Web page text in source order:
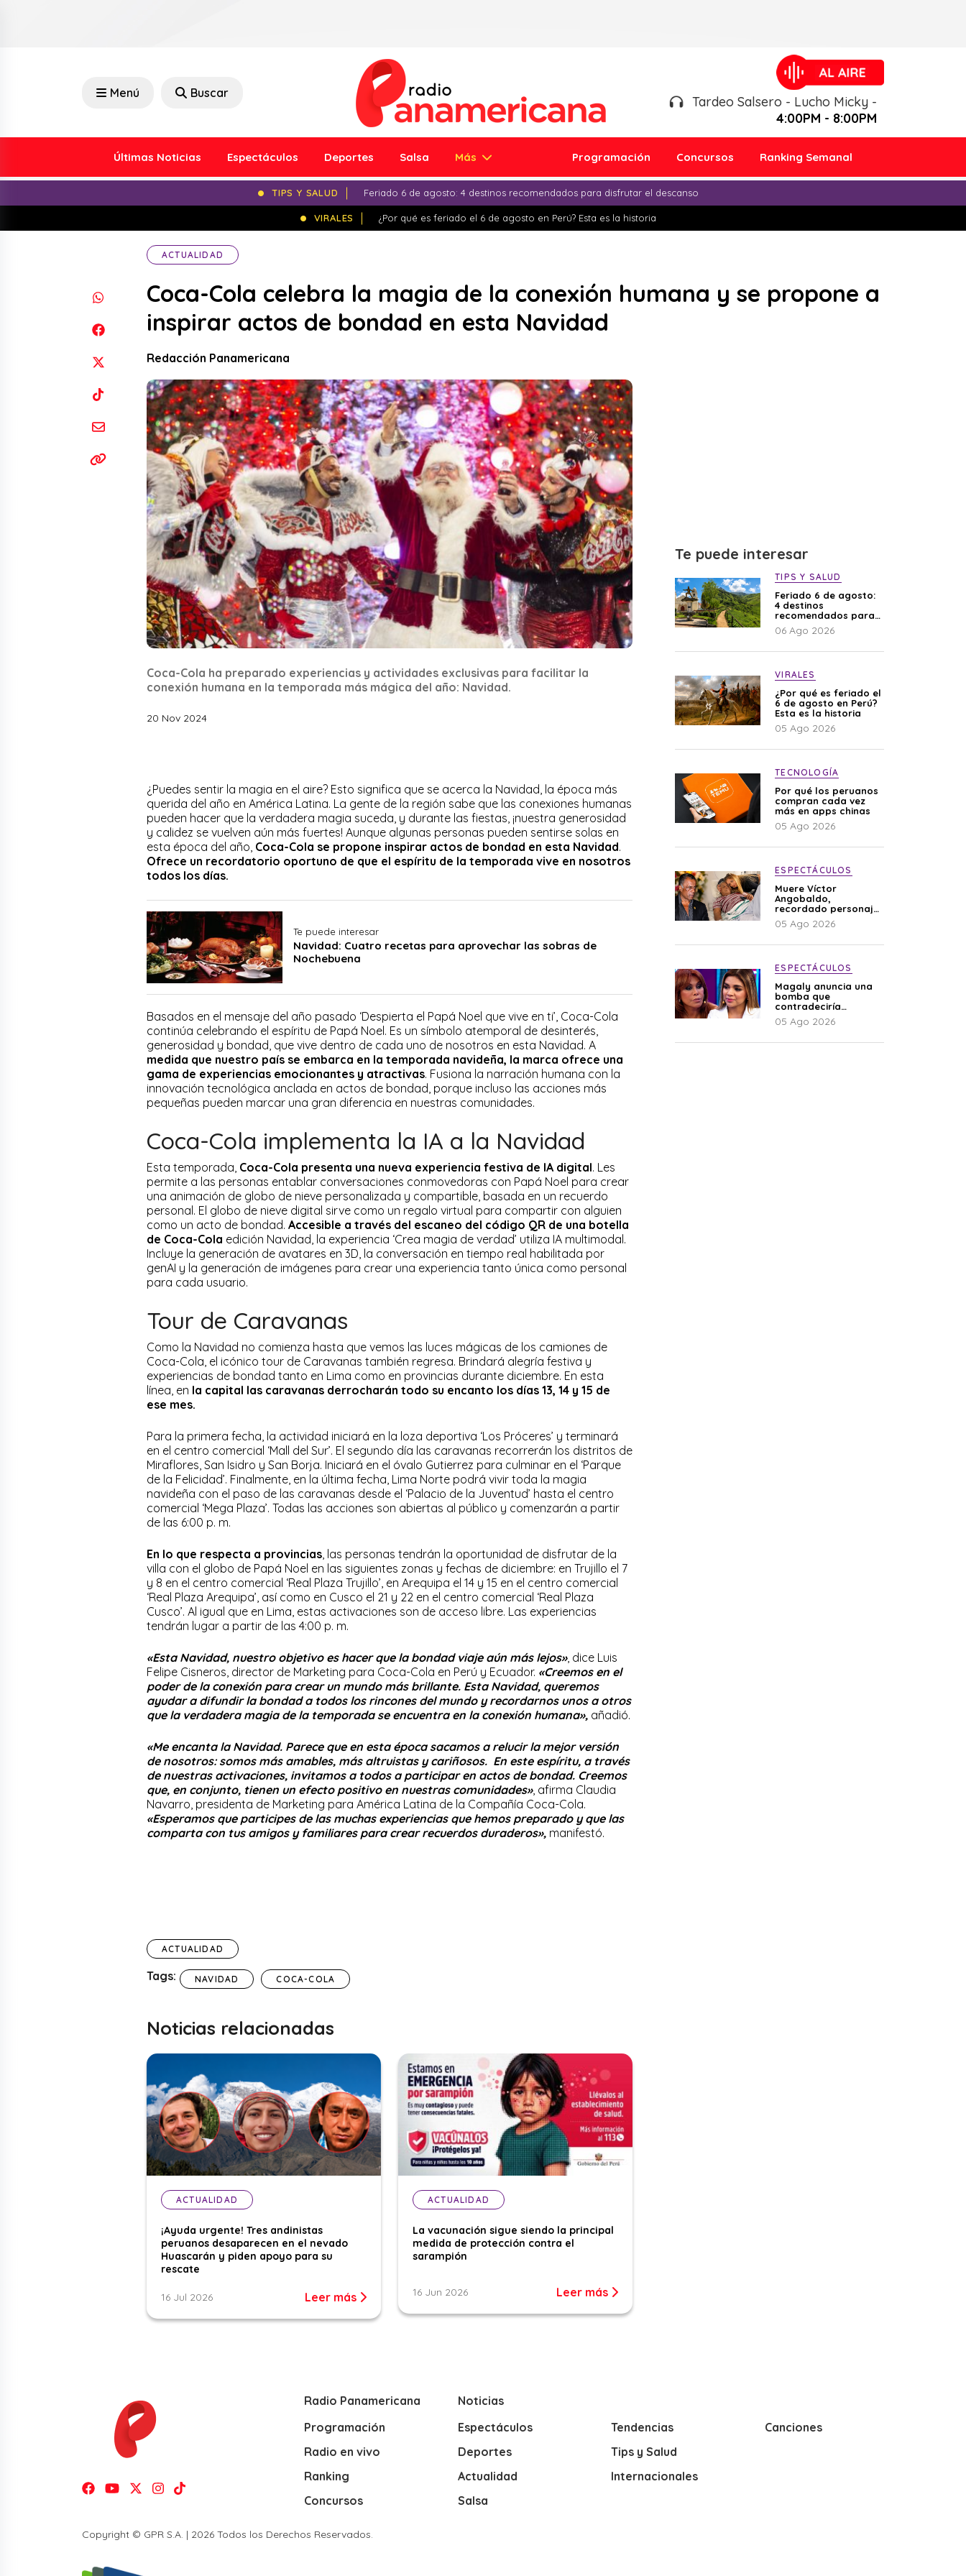
Menú Buscar
Tardeo Salsero - Lucho Micky -
4:00PM - 8:00PM
Últimas Noticias Espectáculos Deportes Salsa Más Programación Concursos Ranking Semanal
TIPS Y SALUD Feriado 6 de agosto: 4 destinos recomendados para disfrutar el descanso
VIRALES ¿Por qué es feriado el 6 de agosto en Perú? Esta es la historia
ACTUALIDAD
Coca-Cola celebra la magia de la conexión humana y se propone a
inspirar actos de bondad en esta Navidad
Redacción Panamericana
Coca-Cola ha preparado experiencias y actividades exclusivas para facilitar la
conexión humana en la temporada más mágica del año: Navidad.
20 Nov 2024
¿Puedes sentir la magia en el aire? Esto significa que se acerca la Navidad, la época más
querida del año en América Latina. La gente de la región sabe que las conexiones humanas
pueden hacer que la verdadera magia suceda, y durante las fiestas, ¡nuestra generosidad
y calidez se vuelven aún más fuertes! Aunque algunas personas pueden sentirse solas en
esta época del año, Coca-Cola se propone inspirar actos de bondad en esta Navidad.
Ofrece un recordatorio oportuno de que el espíritu de la temporada vive en nosotros
todos los días.
Te puede interesar
Navidad: Cuatro recetas para aprovechar las sobras de
Nochebuena
Basados en el mensaje del año pasado ‘Despierta el Papá Noel que vive en ti’, Coca-Cola
continúa celebrando el espíritu de Papá Noel. Es un símbolo atemporal de desinterés,
generosidad y bondad, que vive dentro de cada uno de nosotros en esta Navidad. A
medida que nuestro país se embarca en la temporada navideña, la marca ofrece una
gama de experiencias emocionantes y atractivas. Fusiona la narración humana con la
innovación tecnológica anclada en actos de bondad, porque incluso las acciones más
pequeñas pueden marcar una gran diferencia en nuestras comunidades.
Coca-Cola implementa la IA a la Navidad
Esta temporada, Coca-Cola presenta una nueva experiencia festiva de IA digital. Les
permite a las personas entablar conversaciones conmovedoras con Papá Noel para crear
una animación de globo de nieve personalizada y compartible, basada en un recuerdo
personal. El globo de nieve digital sirve como un regalo virtual para compartir con alguien
como un acto de bondad. Accesible a través del escaneo del código QR de una botella
de Coca-Cola edición Navidad, la experiencia ‘Crea magia de verdad’ utiliza IA multimodal.
Incluye la generación de avatares en 3D, la conversación en tiempo real habilitada por
genAI y la generación de imágenes para crear una experiencia tanto única como personal
para cada usuario.
Tour de Caravanas
Como la Navidad no comienza hasta que vemos las luces mágicas de los camiones de
Coca-Cola, el icónico tour de Caravanas también regresa. Brindará alegría festiva y
experiencias de bondad tanto en Lima como en provincias durante diciembre. En esta
línea, en la capital las caravanas derrocharán todo su encanto los días 13, 14 y 15 de
ese mes.
Para la primera fecha, la actividad iniciará en la loza deportiva ‘Los Próceres’ y terminará
en el centro comercial ‘Mall del Sur’. El segundo día las caravanas recorrerán los distritos de
Miraflores, San Isidro y San Borja. Iniciará en el óvalo Gutierrez para culminar en el ‘Parque
de la Felicidad’. Finalmente, en la última fecha, Lima Norte podrá vivir toda la magia
navideña con el paso de las caravanas desde el ‘Palacio de la Juventud’ hasta el centro
comercial ‘Mega Plaza’. Todas las acciones son abiertas al público y comenzarán a partir
de las 6:00 p. m.
En lo que respecta a provincias , las personas tendrán la oportunidad de disfrutar de la
villa con el globo de Papá Noel en las siguientes zonas y fechas de diciembre: en Trujillo el 7
y 8 en el centro comercial ‘Real Plaza Trujillo’, en Arequipa el 14 y 15 en el centro comercial
‘Real Plaza Arequipa’, así como en Cusco el 21 y 22 en el centro comercial ‘Real Plaza
Cusco’. Al igual que en Lima, estas activaciones son de acceso libre. Las experiencias
tendrán lugar a partir de las 4:00 p. m.
«Esta Navidad, nuestro objetivo es hacer que la bondad viaje aún más lejos», dice Luis
Felipe Cisneros, director de Marketing para Coca-Cola en Perú y Ecuador. «Creemos en el
poder de la conexión para crear un mundo más brillante. Esta Navidad, queremos
ayudar a difundir la bondad a todos los rincones del mundo y recordarnos unos a otros
que la verdadera magia de la temporada se encuentra en la conexión humana», añadió.
«Me encanta la Navidad. Parece que en esta época sacamos a relucir la mejor versión
de nosotros: somos más amables, más altruistas y cariñosos. En este espíritu, a través
de nuestras activaciones, invitamos a todos a participar en actos de bondad. Creemos
que, en conjunto, tienen un efecto positivo en nuestras comunidades», afirma Claudia
Navarro, presidenta de Marketing para América Latina de la Compañía Coca-Cola.
«Esperamos que participes de las muchas experiencias que hemos preparado y que las
comparta con tus amigos y familiares para crear recuerdos duraderos», manifestó.
ACTUALIDAD
Tags: NAVIDAD COCA-COLA
Noticias relacionadas
ACTUALIDAD
¡Ayuda urgente! Tres andinistas
peruanos desaparecen en el nevado
Huascarán y piden apoyo para su
rescate
16 Jul 2026 Leer más
ACTUALIDAD
La vacunación sigue siendo la principal
medida de protección contra el
sarampión
16 Jun 2026 Leer más
Te puede interesar
TIPS Y SALUD
Feriado 6 de agosto:
4 destinos
recomendados para
disfrutar el descanso
06 Ago 2026
VIRALES
¿Por qué es feriado el
6 de agosto en Perú?
Esta es la historia
05 Ago 2026
TECNOLOGÍA
Por qué los peruanos
compran cada vez
más en apps chinas
05 Ago 2026
ESPECTÁCULOS
Muere Víctor
Angobaldo,
recordado personaje
de la farándula y
expareja de Shirley
05 Ago 2026
ESPECTÁCULOS
Magaly anuncia una
bomba que
contradeciría
comunicado de La
Bella Luz: “Hay un
05 Ago 2026
Radio Panamericana
Programación
Radio en vivo
Ranking
Concursos
Noticias
Espectáculos
Deportes
Actualidad
Salsa
Tendencias
Tips y Salud
Internacionales
Canciones
Copyright © GPR S.A. | 2026 Todos los Derechos Reservados.